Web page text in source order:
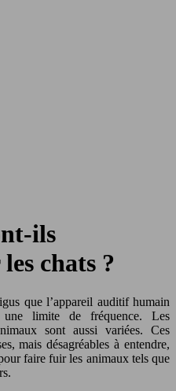
ils
chats ?
que l’appareil auditif humain
une limite de fréquence. Les
sont aussi variées. Ces
mais désagréables à entendre,
faire fuir les animaux tels que